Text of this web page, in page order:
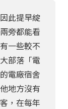
此提早綻
旁都能看
一些較不
部落「電
電廠宿舍
地方沒有
，在每年